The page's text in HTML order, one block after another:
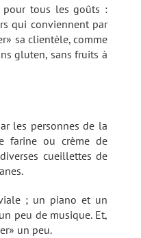
pour tous les goûts :
qui conviennent par
sa clientèle, comme
gluten, sans fruits à
les personnes de la
farine ou crème de
cueillettes de
; un piano et un
peu de musique. Et,
un peu.